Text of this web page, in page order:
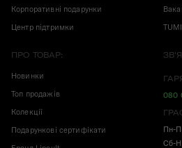
Корпоративні подарунки
Центр підтримки
ПРО ТОВАР:
Новинки
Топ продажів
Колекції
Подарункові сертифікати
080
Пн-
Сб-